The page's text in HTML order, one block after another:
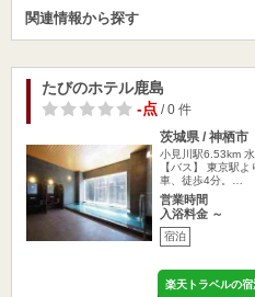
関連情報から探す
たびのホテル鹿島
-点/ 0 件
茨城県 / 神栖市
小見川駅6.53km
【バス】 東京駅
車、徒歩4分。…
営業時間
入浴料金 ～
宿泊
楽天トラベルの